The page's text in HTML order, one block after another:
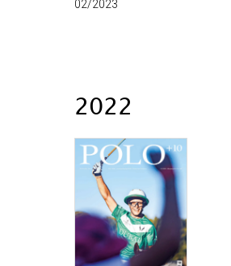
02/2023
2022